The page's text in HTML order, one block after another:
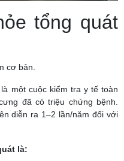
tổng quát
cơ bản.
một cuộc kiểm tra y tế toàn
đã có triệu chứng bệnh.
diễn ra 1–2 lần/năm đối với
là: